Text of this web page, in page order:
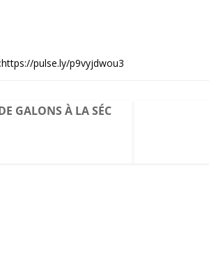
https://pulse.ly/p9vyjdwou3
GALONS À LA SÉC